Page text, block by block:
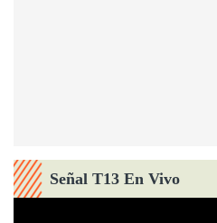
Señal T13 En Vivo